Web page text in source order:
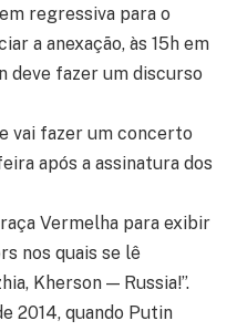
regressiva para o
a anexação, às 15h em
deve fazer um discurso
vai fazer um concerto
após a assinatura dos
Vermelha para exibir
nos quais se lê
Kherson — Russia!”.
2014, quando Putin